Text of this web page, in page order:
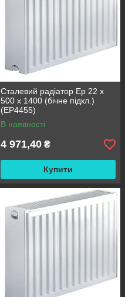
Сталевий радіатор Ep 22 x
500 x 1400 (бічне підкл.)
(EP4455)
В наявності
4 971,40 ₴
Купити